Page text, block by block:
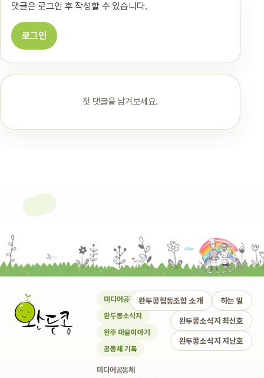
댓글은 로그인 후 작성할 수 있습니다.
로그인
첫 댓글을 남겨보세요.
미디어공동체
완두콩소식지
완주 마을이야기
공동체 기록
미디어공동체
완두콩협동조합 소개 하는 일
완두콩소식지 최신호
완두콩소식지 지난호